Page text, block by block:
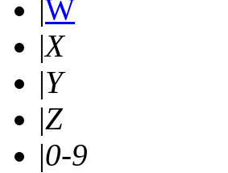
|W
|X
|Y
|Z
|0-9